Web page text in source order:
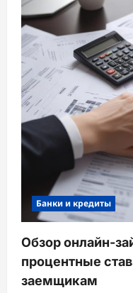
Банки и кредиты
Обзор онлайн-
процентные
заемщикам